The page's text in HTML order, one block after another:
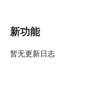
新功能
暂无更新日志